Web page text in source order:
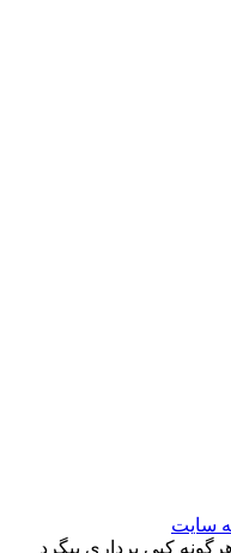
سایت
کپی برداری پیگرد